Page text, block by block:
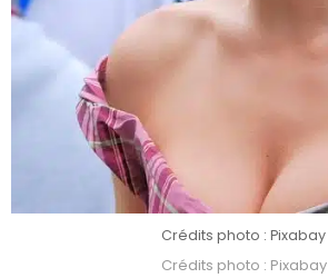
Crédits photo : Pixabay
Crédits photo : Pixabay